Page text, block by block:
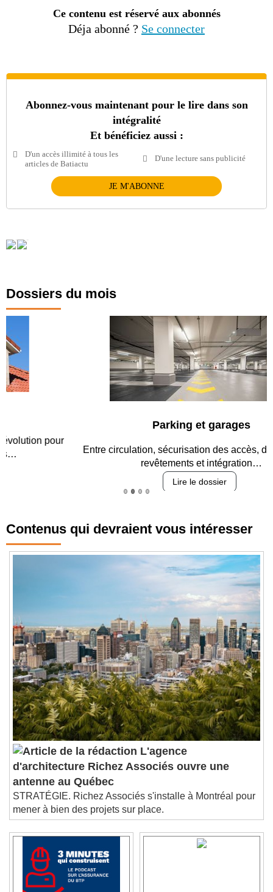
Ce contenu est réservé aux abonnés
Déja abonné ? Se connecter
Abonnez-vous maintenant pour le lire dans son
intégralité
Et bénéficiez aussi :
D'un accès illimité à tous les
articles de Batiactu
D'une lecture sans publicité
JE M'ABONNE
Dossiers du mois
Parking et garages
Entre circulation, sécurisation des accès, durabilité des
revêtements et intégration…
Contenus qui devraient vous intéresser
L'agence
d'architecture Richez Associés ouvre une
antenne au Québec
STRATÉGIE. Richez Associés s'installe à Montréal pour
mener à bien des projets sur place.